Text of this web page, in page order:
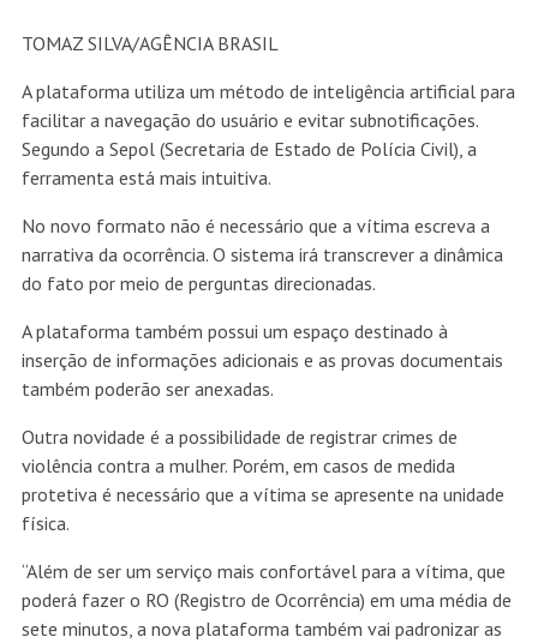
TOMAZ SILVA/AGÊNCIA BRASIL
A plataforma utiliza um método de inteligência artificial para
facilitar a navegação do usuário e evitar subnotificações.
Segundo a Sepol (Secretaria de Estado de Polícia Civil), a
ferramenta está mais intuitiva.
No novo formato não é necessário que a vítima escreva a
narrativa da ocorrência. O sistema irá transcrever a dinâmica
do fato por meio de perguntas direcionadas.
A plataforma também possui um espaço destinado à
inserção de informações adicionais e as provas documentais
também poderão ser anexadas.
Outra novidade é a possibilidade de registrar crimes de
violência contra a mulher. Porém, em casos de medida
protetiva é necessário que a vítima se apresente na unidade
física.
“Além de ser um serviço mais confortável para a vítima, que
poderá fazer o RO (Registro de Ocorrência) em uma média de
sete minutos, a nova plataforma também vai padronizar as